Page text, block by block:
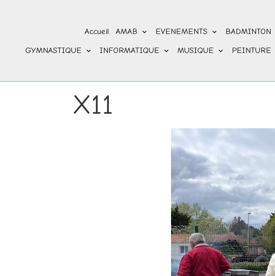
Accueil AMAB EVENEMENTS BADMINTON
GYMNASTIQUE INFORMATIQUE MUSIQUE PEINTURE
X11